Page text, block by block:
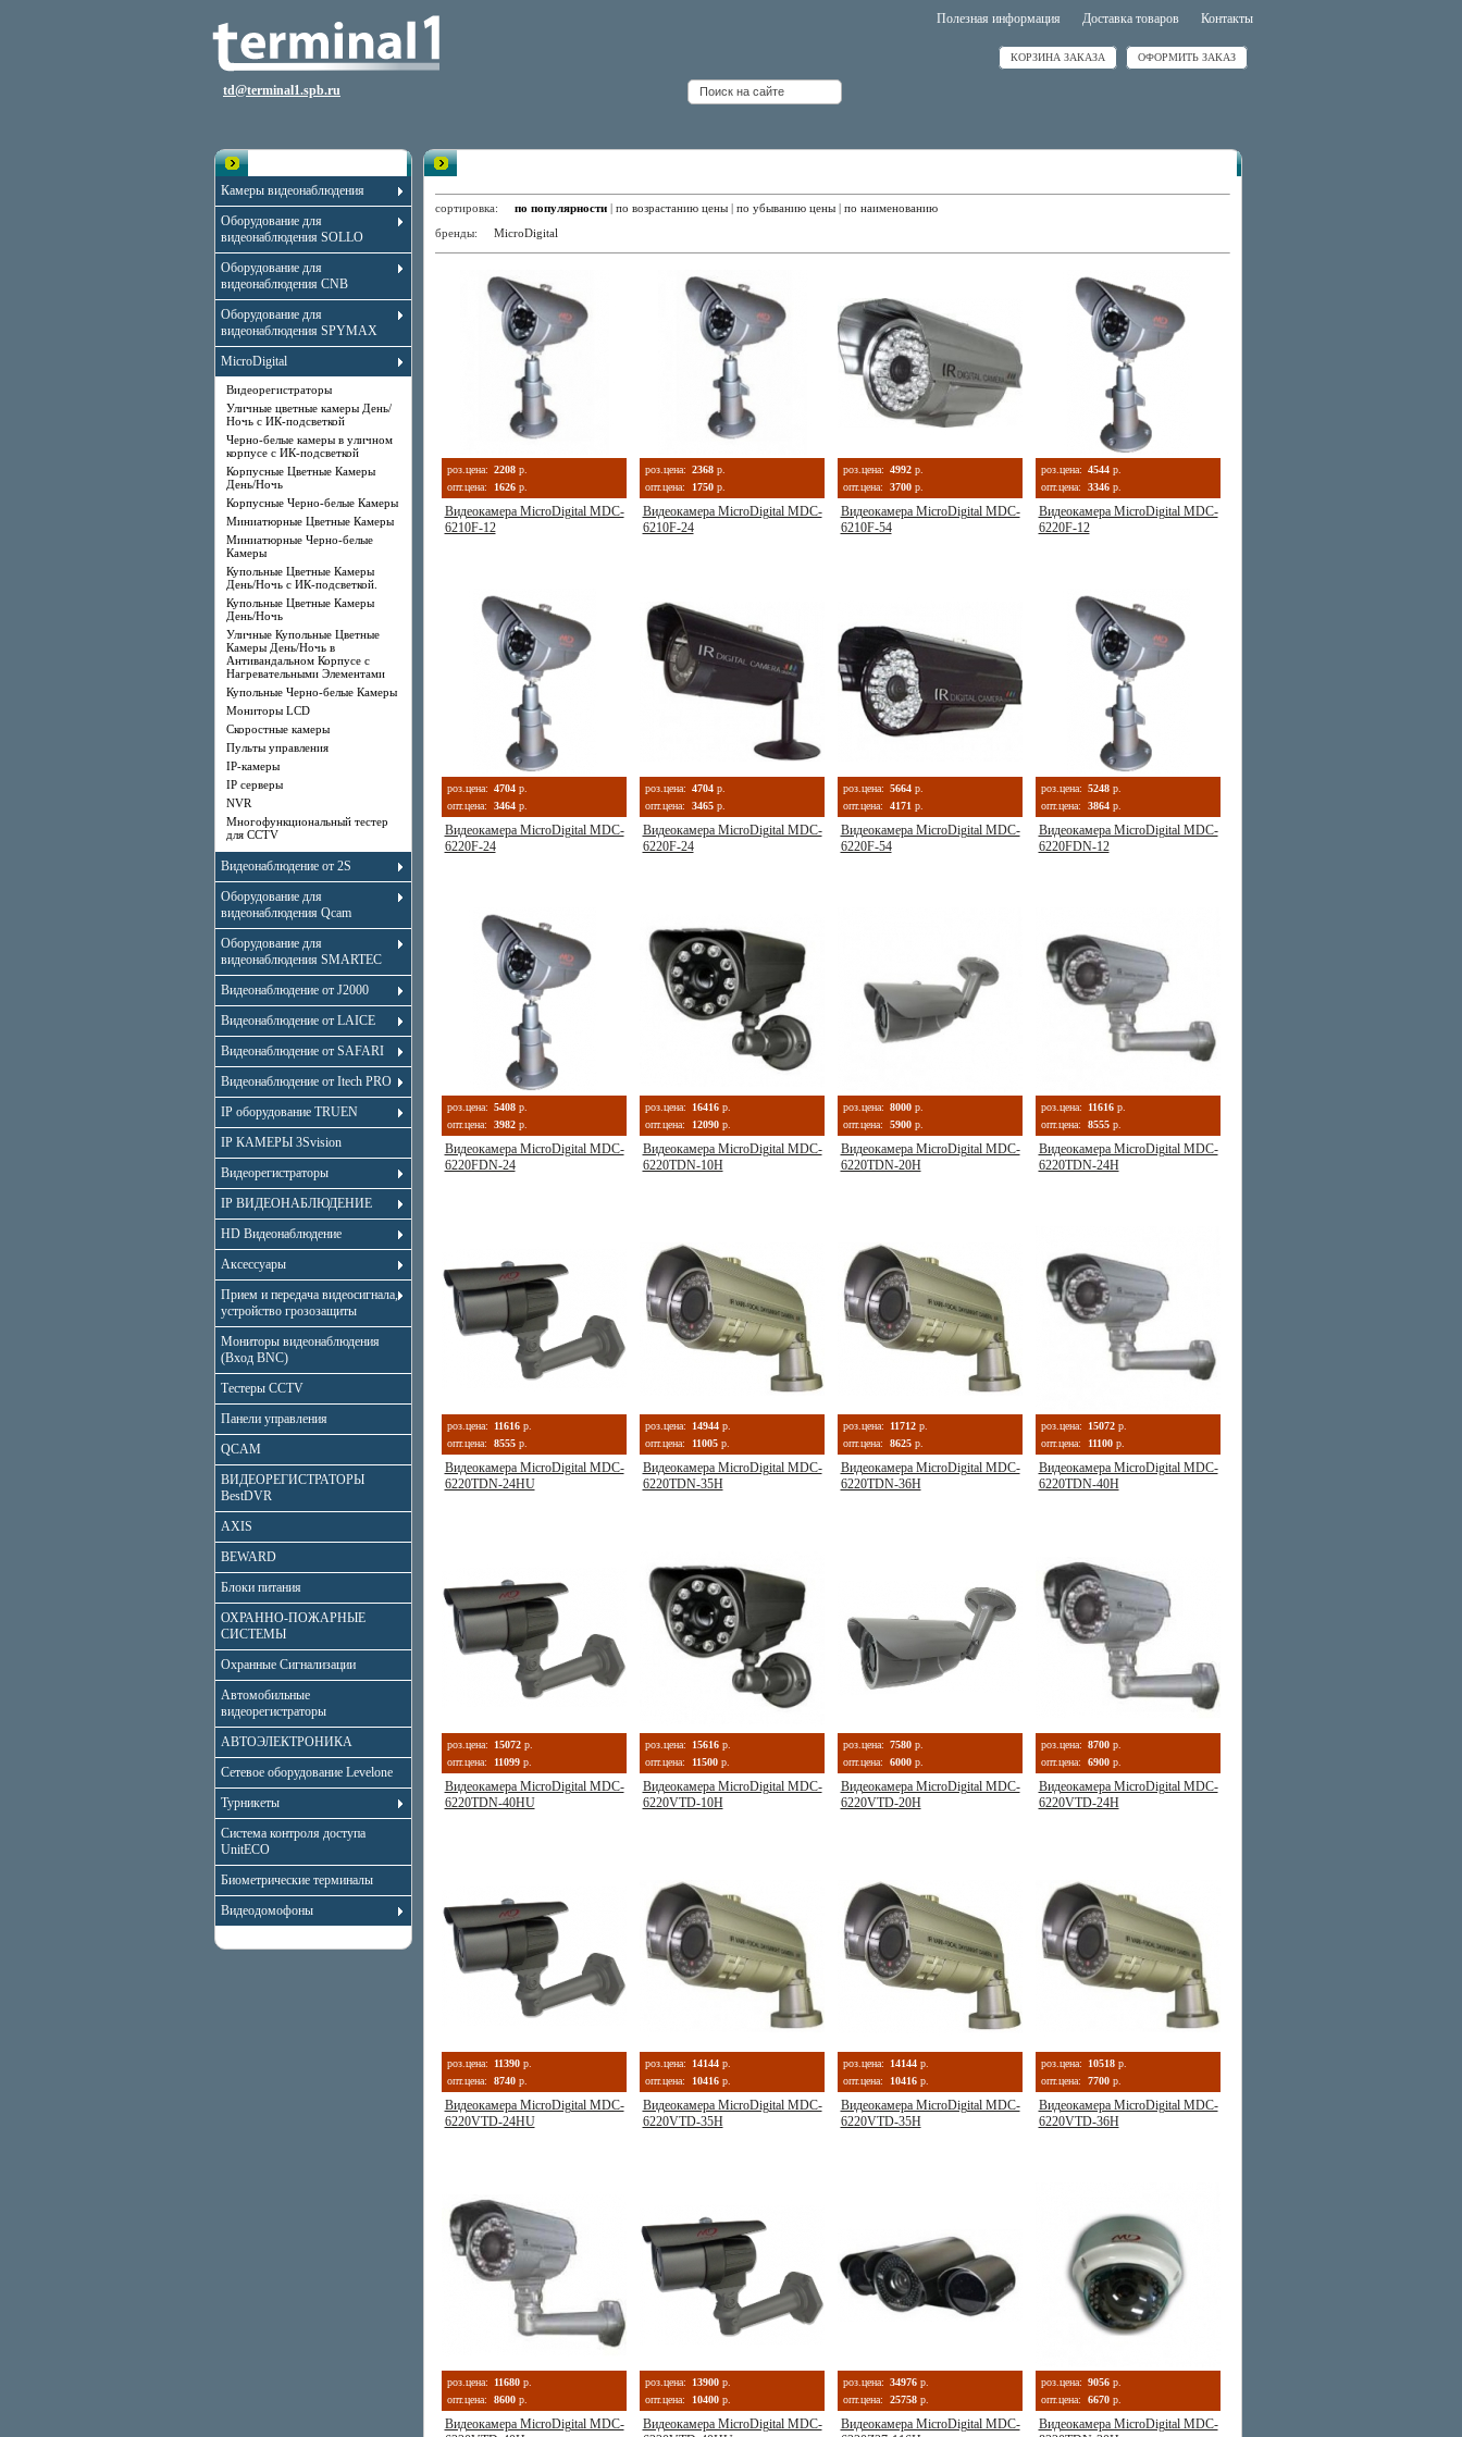
td@terminal1.spb.ru
Полезная информация Доставка товаров Контакты
КОРЗИНА ЗАКАЗА ОФОРМИТЬ ЗАКАЗ
Камеры видеонаблюдения
Оборудование для
видеонаблюдения SOLLO
Оборудование для
видеонаблюдения CNB
Оборудование для
видеонаблюдения SPYMAX
MicroDigital
Видеорегистраторы
Уличные цветные камеры День/
Ночь с ИК-подсветкой
Черно-белые камеры в уличном
корпусе с ИК-подсветкой
Корпусные Цветные Камеры
День/Ночь
Корпусные Черно-белые Камеры
Миниатюрные Цветные Камеры
Миниатюрные Черно-белые
Камеры
Купольные Цветные Камеры
День/Ночь с ИК-подсветкой.
Купольные Цветные Камеры
День/Ночь
Уличные Купольные Цветные
Камеры День/Ночь в
Антивандальном Корпусе с
Нагревательными Элементами
Купольные Черно-белые Камеры
Мониторы LCD
Скоростные камеры
Пульты управления
IP-камеры
IP серверы
NVR
Многофункциональный тестер
для CCTV
Видеонаблюдение от 2S
Оборудование для
видеонаблюдения Qcam
Оборудование для
видеонаблюдения SMARTEC
Видеонаблюдение от J2000
Видеонаблюдение от LAICE
Видеонаблюдение от SAFARI
Видеонаблюдение от Itech PRO
IP оборудование TRUEN
IP КАМЕРЫ 3Svision
Видеорегистраторы
IP ВИДЕОНАБЛЮДЕНИЕ
HD Видеонаблюдение
Аксессуары
Прием и передача видеосигнала,
устройство грозозащиты
Мониторы видеонаблюдения
(Вход BNC)
Тестеры CCTV
Панели управления
QCAM
ВИДЕОРЕГИСТРАТОРЫ
BestDVR
AXIS
BEWARD
Блоки питания
ОХРАННО-ПОЖАРНЫЕ
СИСТЕМЫ
Охранные Сигнализации
Автомобильные
видеорегистраторы
АВТОЭЛЕКТРОНИКА
Сетевое оборудование Levelone
Турникеты
Система контроля доступа
UnitECO
Биометрические терминалы
Видеодомофоны
сортировка: по популярности | по возрастанию цены | по убыванию цены | по наименованию
бренды: MicroDigital
роз.цена: 2208 р.
опт.цена:
1626 р.
Видеокамера MicroDigital MDC-
6210F-12
роз.цена: 2368 р.
опт.цена:
1750 р.
Видеокамера MicroDigital MDC-
6210F-24
роз.цена: 4992 р.
опт.цена:
3700 р.
Видеокамера MicroDigital MDC-
6210F-54
роз.цена: 4544 р.
опт.цена:
3346 р.
Видеокамера MicroDigital MDC-
6220F-12
роз.цена: 4704 р.
опт.цена:
3464 р.
Видеокамера MicroDigital MDC-
6220F-24
роз.цена: 4704 р.
опт.цена:
3465 р.
Видеокамера MicroDigital MDC-
6220F-24
роз.цена: 5664 р.
опт.цена:
4171 р.
Видеокамера MicroDigital MDC-
6220F-54
роз.цена: 5248 р.
опт.цена:
3864 р.
Видеокамера MicroDigital MDC-
6220FDN-12
роз.цена: 5408 р.
опт.цена:
3982 р.
Видеокамера MicroDigital MDC-
6220FDN-24
роз.цена: 16416 р.
опт.цена:
12090 р.
Видеокамера MicroDigital MDC-
6220TDN-10Н
роз.цена: 8000 р.
опт.цена:
5900 р.
Видеокамера MicroDigital MDC-
6220TDN-20Н
роз.цена: 11616 р.
опт.цена:
8555 р.
Видеокамера MicroDigital MDC-
6220TDN-24Н
роз.цена: 11616 р.
опт.цена:
8555 р.
Видеокамера MicroDigital MDC-
6220TDN-24НU
роз.цена: 14944 р.
опт.цена:
11005 р.
Видеокамера MicroDigital MDC-
6220TDN-35Н
роз.цена: 11712 р.
опт.цена:
8625 р.
Видеокамера MicroDigital MDC-
6220TDN-36Н
роз.цена: 15072 р.
опт.цена:
11100 р.
Видеокамера MicroDigital MDC-
6220TDN-40Н
роз.цена: 15072 р.
опт.цена:
11099 р.
Видеокамера MicroDigital MDC-
6220TDN-40НU
роз.цена: 15616 р.
опт.цена:
11500 р.
Видеокамера MicroDigital MDC-
6220VTD-10Н
роз.цена: 7580 р.
опт.цена:
6000 р.
Видеокамера MicroDigital MDC-
6220VTD-20H
роз.цена: 8700 р.
опт.цена:
6900 р.
Видеокамера MicroDigital MDC-
6220VTD-24H
роз.цена: 11390 р.
опт.цена:
8740 р.
Видеокамера MicroDigital MDC-
6220VTD-24HU
роз.цена: 14144 р.
опт.цена:
10416 р.
Видеокамера MicroDigital MDC-
6220VTD-35H
роз.цена: 14144 р.
опт.цена:
10416 р.
Видеокамера MicroDigital MDC-
6220VTD-35Н
роз.цена: 10518 р.
опт.цена:
7700 р.
Видеокамера MicroDigital MDC-
6220VTD-36H
роз.цена: 11680 р.
опт.цена:
8600 р.
Видеокамера MicroDigital MDC-
роз.цена: 13900 р.
опт.цена:
10400 р.
Видеокамера MicroDigital MDC-
роз.цена: 34976 р.
опт.цена:
25758 р.
Видеокамера MicroDigital MDC-
роз.цена: 9056 р.
опт.цена:
6670 р.
Видеокамера MicroDigital MDC-